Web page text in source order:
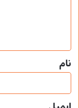
*
نام